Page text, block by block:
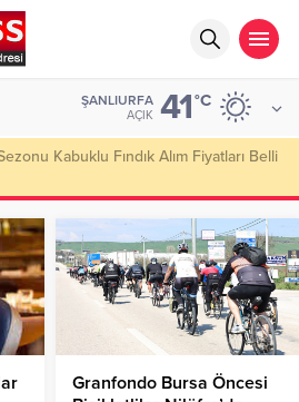
ŞANLIURFA
AÇIK 41°C
Her Gün 4 Bin 898 Kişiye Sıcak
Granfondo Bursa Öncesi